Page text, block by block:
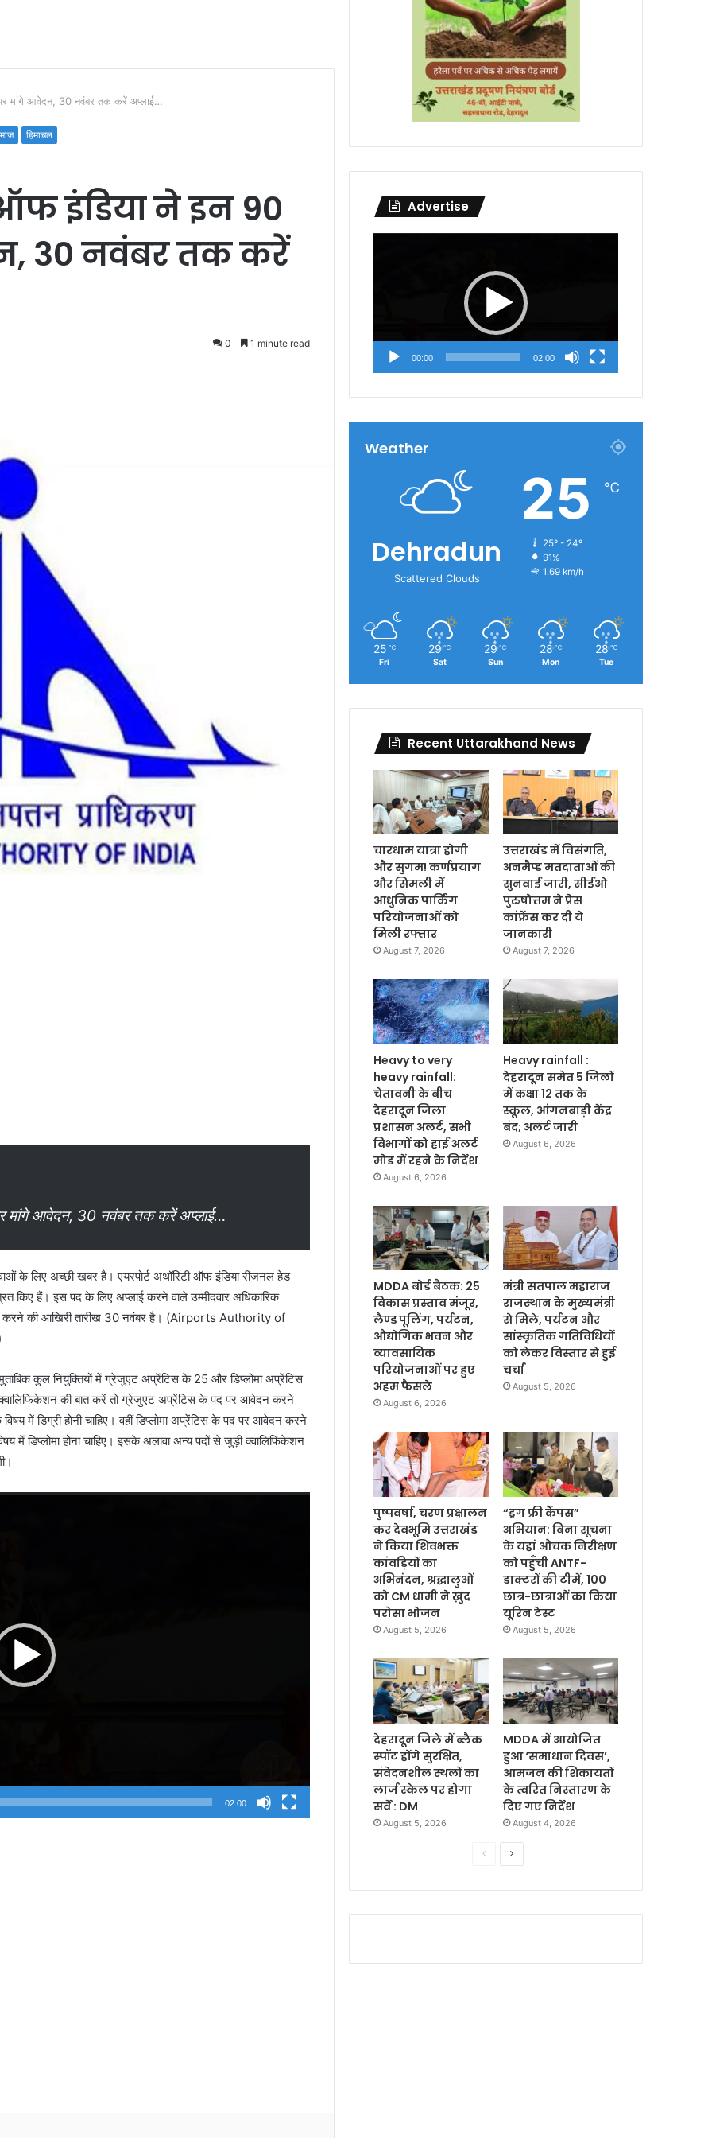
पर मांगे आवेदन, 30 नवंबर तक करें अप्लाई…
हिमाचल
ऑफ इंडिया ने इन 90
30 नवंबर तक करें
0 1 minute read
मांगे आवेदन, 30 नवंबर तक करें अप्लाई…
लिए अच्छी खबर है। एयरपोर्ट अथॉरिटी ऑफ इंडिया रीजनल हेड
किए हैं। इस पद के लिए अप्लाई करने वाले उम्मीदवार अधिकारिक
की आखिरी तारीख 30 नवंबर है। (Airports Authority of
कुल नियुक्तियों में ग्रेजुएट अप्रेंटिस के 25 और डिप्लोमा अप्रेंटिस
की बात करें तो ग्रेजुएट अप्रेंटिस के पद पर आवेदन करने
विषय में डिग्री होनी चाहिए। वहीं डिप्लोमा अप्रेंटिस के पद पर आवेदन करने
में डिप्लोमा होना चाहिए। इसके अलावा अन्य पदों से जुड़ी क्वालिफिकेशन
02:00
Advertise
00:00 02:00
Weather
Dehradun
Scattered Clouds
25 ℃
25º - 24º
91%
1.69 km/h
25 ℃
Fri
29 ℃
Sat
29 ℃
Sun
28 ℃
Mon
28 ℃
Tue
Recent Uttarakhand News
चारधाम यात्रा होगी
और सुगम! कर्णप्रयाग
और सिमली में
आधुनिक पार्किंग
परियोजनाओं को
मिली रफ्तार
August 7, 2026
उत्तराखंड में विसंगति,
अनमैप्ड मतदाताओं की
सुनवाई जारी, सीईओ
पुरुषोत्तम ने प्रेस
कांफ्रेंस कर दी ये
जानकारी
August 7, 2026
Heavy to very
heavy rainfall:
चेतावनी के बीच
देहरादून जिला
प्रशासन अलर्ट, सभी
विभागों को हाई अलर्ट
मोड में रहने के निर्देश
August 6, 2026
Heavy rainfall :
देहरादून समेत 5 जिलों
में कक्षा 12 तक के
स्कूल, आंगनबाड़ी केंद्र
बंद; अलर्ट जारी
August 6, 2026
MDDA बोर्ड बैठक: 25
विकास प्रस्ताव मंजूर,
लैण्ड पूलिंग, पर्यटन,
औद्योगिक भवन और
व्यावसायिक
परियोजनाओं पर हुए
अहम फैसले
August 6, 2026
मंत्री सतपाल महाराज
राजस्थान के मुख्यमंत्री
से मिले, पर्यटन और
सांस्कृतिक गतिविधियों
को लेकर विस्तार से हुई
चर्चा
August 5, 2026
पुष्पवर्षा, चरण प्रक्षालन
कर देवभूमि उत्तराखंड
ने किया शिवभक्त
कांवड़ियों का
अभिनंदन, श्रद्धालुओं
को CM धामी ने ख़ुद
परोसा भोजन
August 5, 2026
“ड्रग फ्री कैंपस”
अभियान: बिना सूचना
के यहां औचक निरीक्षण
को पहुँची ANTF-
डाक्टरों की टीमें, 100
छात्र-छात्राओं का किया
यूरिन टेस्ट
August 5, 2026
देहरादून जिले में ब्लैक
स्पॉट होंगे सुरक्षित,
संवेदनशील स्थलों का
लार्ज स्केल पर होगा
सर्वे : DM
August 5, 2026
MDDA में आयोजित
हुआ ‘समाधान दिवस’,
आमजन की शिकायतों
के त्वरित निस्तारण के
दिए गए निर्देश
August 4, 2026
o
a